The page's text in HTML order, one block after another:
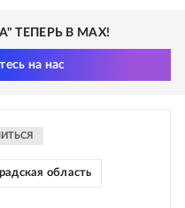
ТЕПЕРЬ В MAX!
на нас
область